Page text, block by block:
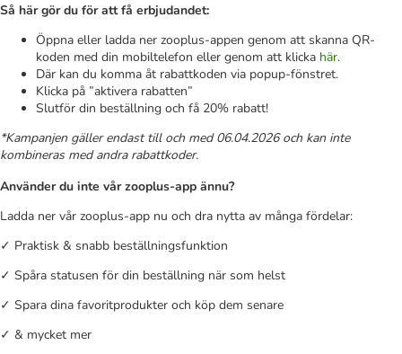
Så här gör du för att få erbjudandet:
Öppna eller ladda ner zooplus-appen genom att skanna QR-
koden med din mobiltelefon eller genom att klicka här.
Där kan du komma åt rabattkoden via popup-fönstret.
Klicka på ”aktivera rabatten”
Slutför din beställning och få 20% rabatt!
*Kampanjen gäller endast till och med 06.04.2026 och kan inte
kombineras med andra rabattkoder.
Använder du inte vår zooplus-app ännu?
Ladda ner vår zooplus-app nu och dra nytta av många fördelar:
✓ Praktisk & snabb beställningsfunktion
✓ Spåra statusen för din beställning när som helst
✓ Spara dina favoritprodukter och köp dem senare
✓ & mycket mer